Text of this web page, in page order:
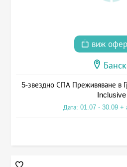
виж
5-звездно СПА Преживяване в
Inclusive
Дата: 01.07 - 30.09